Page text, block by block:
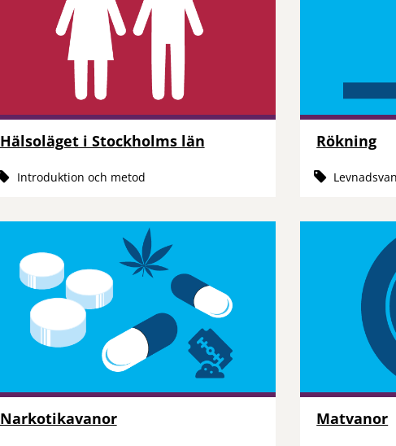
Hälsoläget i Stockholms län
Introduktion och metod
Rökning
Narkotikavanor Matvanor